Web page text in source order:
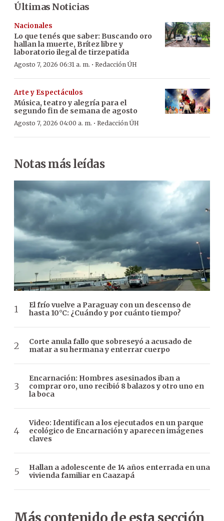
Últimas Noticias
Nacionales
Lo que tenés que saber: Buscando oro
hallan la muerte, Brítez libre y
laboratorio ilegal de tirzepatida
Agosto 7, 2026 06:31 a. m. · Redacción ÚH
Arte y Espectáculos
Música, teatro y alegría para el
segundo fin de semana de agosto
Agosto 7, 2026 04:00 a. m. · Redacción ÚH
Notas más leídas
El frío vuelve a Paraguay con un descenso de
hasta 10°C: ¿Cuándo y por cuánto tiempo?
Corte anula fallo que sobreseyó a acusado de
matar a su hermana y enterrar cuerpo
Encarnación: Hombres asesinados iban a
comprar oro, uno recibió 8 balazos y otro uno en
la boca
Video: Identifican a los ejecutados en un parque
ecológico de Encarnación y aparecen imágenes
claves
Hallan a adolescente de 14 años enterrada en una
vivienda familiar en Caazapá